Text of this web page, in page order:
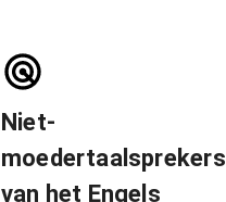
Niet-
moedertaalsprekers
van het Engels